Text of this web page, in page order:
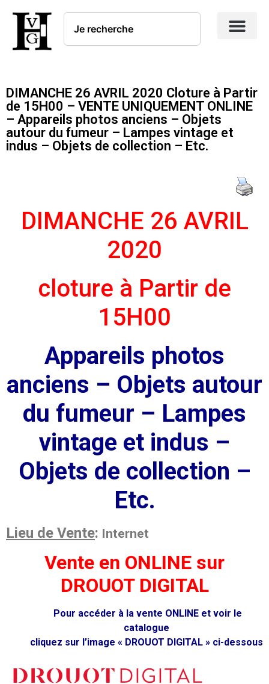
DIMANCHE 26 AVRIL 2020 Cloture à Partir
de 15H00 – VENTE UNIQUEMENT ONLINE
– Appareils photos anciens – Objets
autour du fumeur – Lampes vintage et
indus – Objets de collection – Etc.
DIMANCHE 26 AVRIL
2020
cloture à Partir de
15H00
Appareils photos
anciens – Objets autour
du fumeur – Lampes
vintage et indus –
Objets de collection –
Etc.
Lieu de Vente: Internet
Vente en ONLINE sur
DROUOT DIGITAL
Pour accéder à la vente ONLINE et voir le
catalogue
cliquez sur l’image « DROUOT DIGITAL » ci-dessous